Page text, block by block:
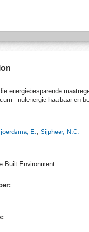
energiebesparende
: nulenergie haalbaar en
E.; Sijpheer, N.C.
Built Environment